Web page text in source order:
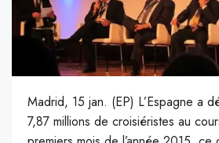
Madrid, 15 jan. (EP) L’Espagne a
7,87 millions de croisiéristes au